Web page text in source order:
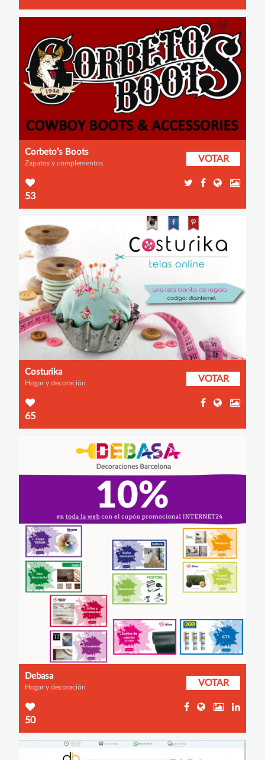
Corbeto’s Boots
Zapatos y complementos VOTAR
53
Costurika
Hogar y decoración VOTAR
65
Debasa
Hogar y decoración VOTAR
50